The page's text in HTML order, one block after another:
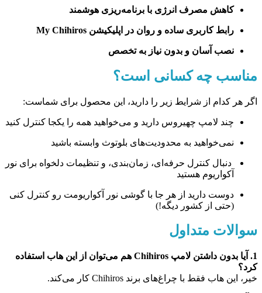
کاهش مصرف انرژی با برنامه‌ریزی هوشمند
رابط کاربری ساده و روان در اپلیکیشن My Chihiros
نصب آسان و بدون نیاز به تخصص
مناسب چه کسانی است؟
اگر هر کدام از شرایط زیر را دارید، این محصول برای شماست:
چند لامپ چهیروس دارید و می‌خواهید همه را یکجا کنترل کنید
نمی‌خواهید به محدودیت‌های بلوتوث وابسته باشید
دنبال کنترل حرفه‌ای، زمان‌بندی، و تنظیمات دلخواه برای نور
آکواریوم هستید
دوست دارید از هر جا با گوشی نور آکواریومت رو کنترل کنی
(حتی از کشور دیگه!)
سوالات متداول
1. آیا بدون داشتن لامپ Chihiros هم می‌توان از این هاب استفاده
کرد؟
خیر، این هاب فقط با چراغ‌های برند Chihiros کار می‌کند.